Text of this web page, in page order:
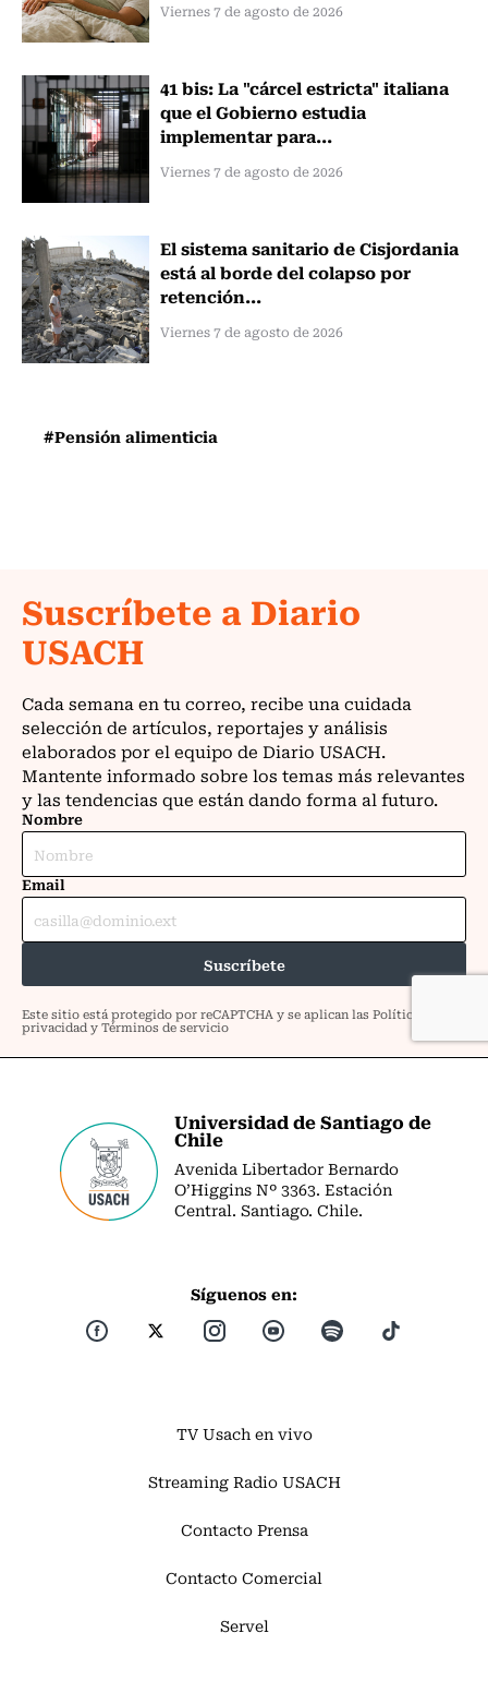
Viernes 7 de agosto de 2026
41 bis: La "cárcel estricta" italiana
que el Gobierno estudia
implementar para...
Viernes 7 de agosto de 2026
El sistema sanitario de Cisjordania
está al borde del colapso por
retención...
Viernes 7 de agosto de 2026
#Pensión alimenticia
Universidad de Santiago de
Chile
Avenida Libertador Bernardo
O’Higgins Nº 3363. Estación
Central. Santiago. Chile.
Síguenos en:
TV Usach en vivo
Streaming Radio USACH
Contacto Prensa
Contacto Comercial
Servel